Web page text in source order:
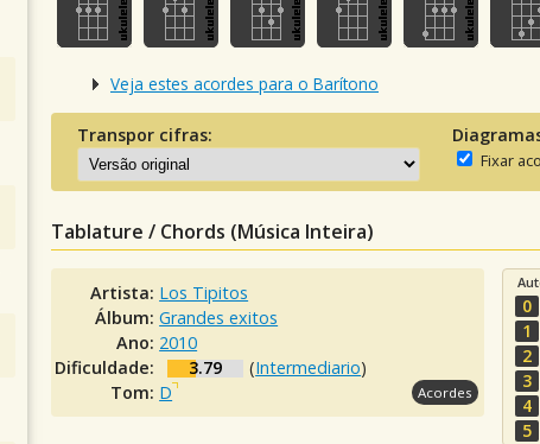
Veja estes acordes para o Barítono
Transpor cifras:
Fixar
Tablature / Chords (Música Inteira)
Artista: Los Tipitos
Álbum:Grandes exitos
Ano: 2010
Dificuldade:
3.79 (Intermediario)
Tom: D Acordes
0
1
2
3
4
5